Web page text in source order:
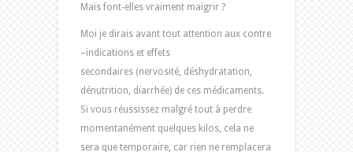
Mais font-elles vraiment maigrir ?
Moi je dirais avant tout attention aux contre
–indications et effets
secondaires (nervosité, déshydratation,
dénutrition, diarrhée) de ces médicaments.
Si vous réussissez malgré tout à perdre
momentanément quelques kilos, cela ne
sera que temporaire, car rien ne remplacera